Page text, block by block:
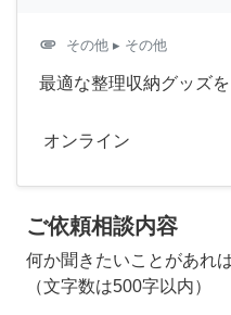
attachment その他 ▸ その他
最適な整理収納グッズ
オンライン
ご依頼相談内容
何か聞きたいことがあれ
（文字数は500字以内）